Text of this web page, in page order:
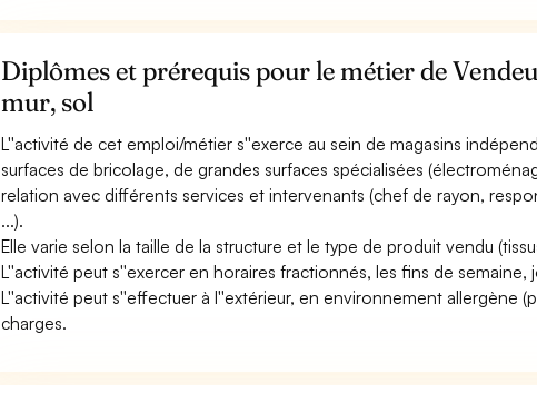
Diplômes et prérequis pour le métier de
mur, sol
L''activité de cet emploi/métier s''exerce au sein de magasins
surfaces de bricolage, de grandes surfaces spécialisées
relation avec différents services et intervenants (chef de rayon,
...).
Elle varie selon la taille de la structure et le type de produit vendu
L''activité peut s''exercer en horaires fractionnés, les fins de semaine,
L''activité peut s''effectuer à l''extérieur, en environnement allergène
charges.